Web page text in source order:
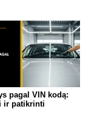
pagal VIN kodą:
ir patikrinti